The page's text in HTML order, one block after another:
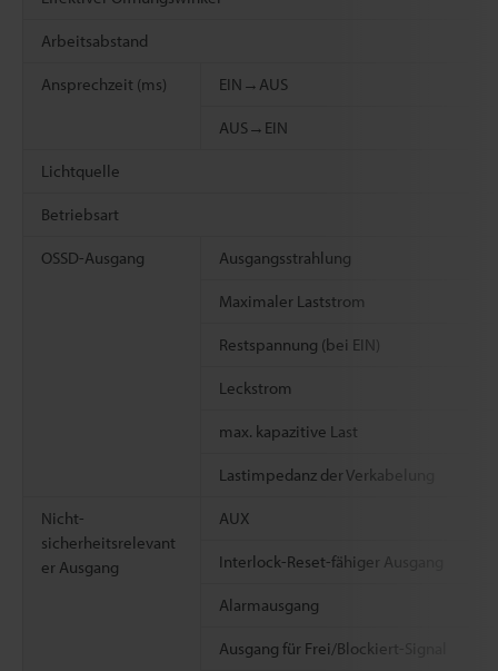
Arbeitsabstand
Ansprechzeit (ms) EIN→AUS
AUS→EIN
Lichtquelle
Betriebsart
OSSD-Ausgang Ausgangsstrahlung
Maximaler Laststrom
Restspannung (bei EIN)
Leckstrom
max. kapazitive Last
Lastimpedanz der Verkabelung
Nicht-
sicherheitsrelevant
er Ausgang
AUX
Interlock-Reset-fähiger Ausgang
Alarmausgang
Ausgang für Frei/Blockiert-Signal